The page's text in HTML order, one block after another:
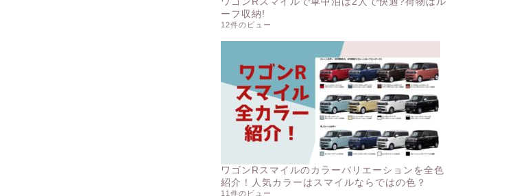
ーフ収納!
12件のビュー
ワゴンRスマイルのカラーバリエーションを全色
紹介！人気カラーはスマイルならではの色？
11件のビュー